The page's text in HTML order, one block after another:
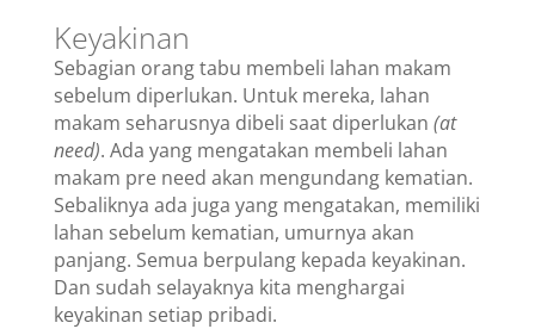
Keyakinan
Sebagian orang tabu membeli lahan makam
sebelum diperlukan. Untuk mereka, lahan
makam seharusnya dibeli saat diperlukan (at
need). Ada yang mengatakan membeli lahan
makam pre need akan mengundang kematian.
Sebaliknya ada juga yang mengatakan, memiliki
lahan sebelum kematian, umurnya akan
panjang. Semua berpulang kepada keyakinan.
Dan sudah selayaknya kita menghargai
keyakinan setiap pribadi.